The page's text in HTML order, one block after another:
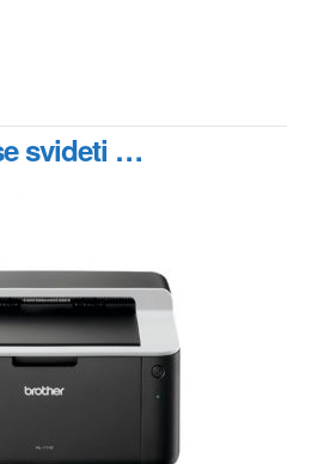
svideti …